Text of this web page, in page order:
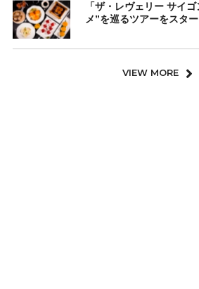
「ザ・レヴェリー サイ
メ”を巡るツアーをスター
VIEW MORE